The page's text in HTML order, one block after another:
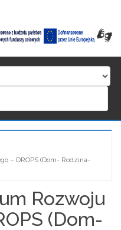
– DROPS (Dom- Rodzina-
Rozwoju
(Dom-